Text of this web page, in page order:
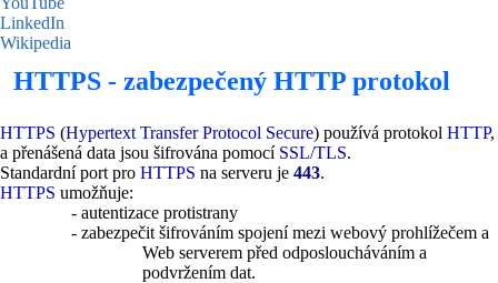
LinkedIn
Wikipedia
HTTPS - zabezpečený HTTP protokol
HTTPS (Hypertext Transfer Protocol Secure) používá protokol HTTP,
a přenášená data jsou šifrována pomocí SSL/TLS.
Standardní port pro HTTPS na serveru je 443.
HTTPS umožňuje:
- autentizace protistrany
- zabezpečit šifrováním spojení mezi webový prohlížečem a
Web serverem před odposloucháváním a
podvržením dat.